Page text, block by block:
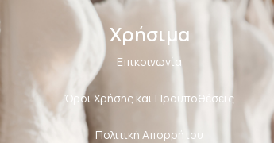
Χρήσιμα
Επικοινωνία
Όροι Χρήσης και Προϋποθέσεις
Πολιτική Aπορρήτου